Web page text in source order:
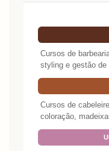
Cursos de
styling e gestão de
Cursos de
coloração,